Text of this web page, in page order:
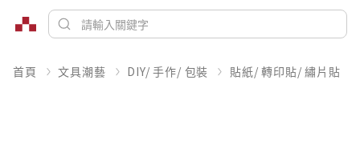
首頁 文具潮藝 DIY/ 手作/ 包裝 貼紙/ 轉印貼/ 繡片貼